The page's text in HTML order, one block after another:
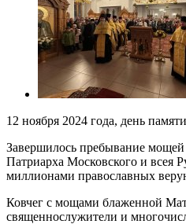
12 ноября 2024 года, день
Завершилось пребывание
Патриарха Московского и всея
миллионами православных
Ковчег с мощами блаженной
священнослужители и